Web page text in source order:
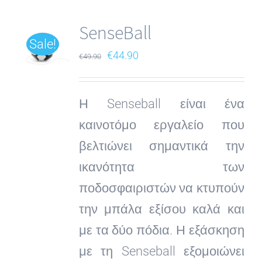
Sale! SenseBall
€49.90
Original
price
was:
€49.90.
€44.90Current
price
is:
Η Senseball είναι ένα
καινοτόμο εργαλείο που
βελτιώνει σημαντικά την
ικανότητα των
ποδοσφαιριστών να κτυπούν
την μπάλα εξίσου καλά και
με τα δύο πόδια. Η εξάσκηση
με τη Senseball εξομοιώνει